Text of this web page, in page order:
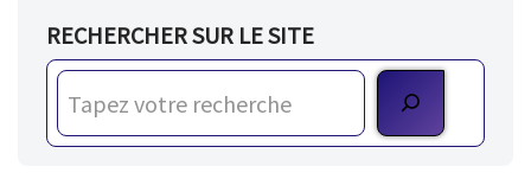
RECHERCHER SUR LE SITE